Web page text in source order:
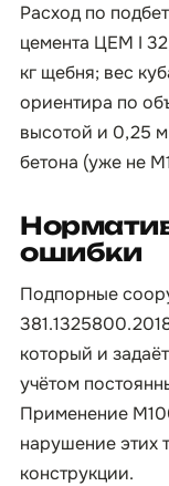
Расход по
цемента ЦЕМ I
кг щебня; вес
ориентира по
высотой и 0,25
бетона (уже не
ошибки
Подпорные
который и
учётом
Применение
нарушение этих
конструкции.